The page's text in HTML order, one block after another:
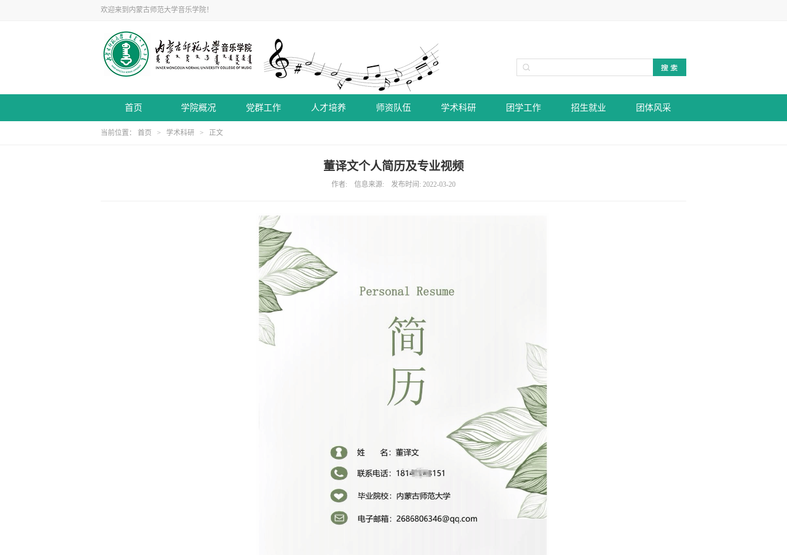
欢迎来到内蒙古师范大学音乐学院！
首页 学院概况 党群工作 人才培养 师资队伍 学术科研 团学工作 招生就业 团体风采
当前位置： 首页 > 学术科研 > 正文
董译文个人简历及专业视频
作者: 信息来源: 发布时间: 2022-03-20